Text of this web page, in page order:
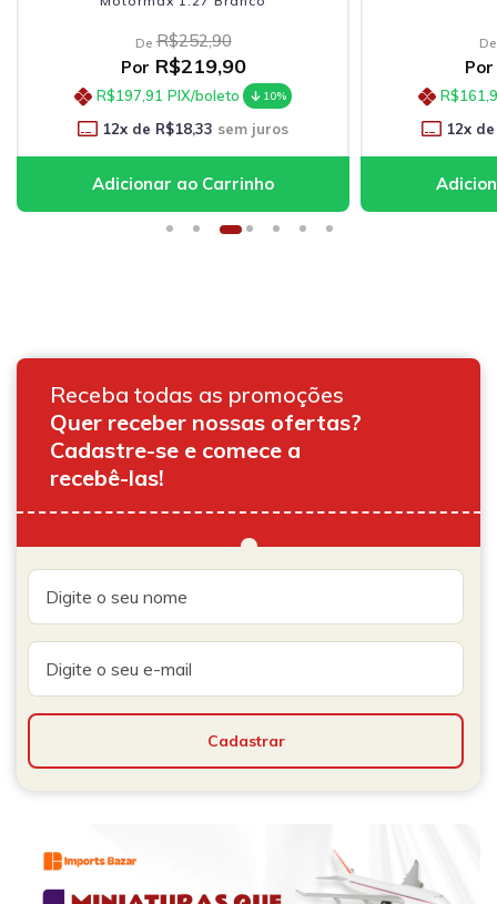
De R$252,90
Por R$219,90
R$197,91 PIX/boleto 10%
12x de R$18,33 sem juros
De
Por
12x de
Receba todas as promoções
Quer receber nossas ofertas?
Cadastre-se e comece a
recebê-las!